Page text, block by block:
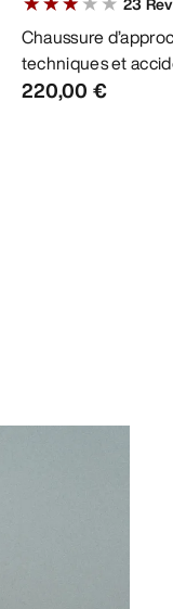
3.3913 out of 5
Chaussure
techniques et
220,00 €